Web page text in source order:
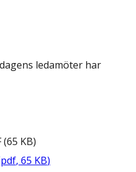
ledamöter har
(65 KB)
pdf, 65 KB)